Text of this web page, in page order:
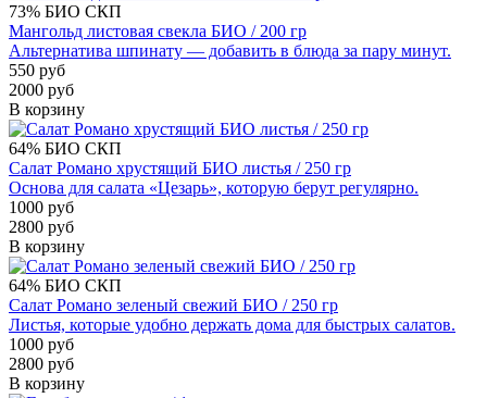
73% БИО СКП
Мангольд листовая свекла БИО / 200 гр
Альтернатива шпинату — добавить в блюда за пару минут.
550 руб
2000 руб
В корзину
64% БИО СКП
Салат Романо хрустящий БИО листья / 250 гр
Основа для салата «Цезарь», которую берут регулярно.
1000 руб
2800 руб
В корзину
64% БИО СКП
Салат Романо зеленый свежий БИО / 250 гр
Листья, которые удобно держать дома для быстрых салатов.
1000 руб
2800 руб
В корзину